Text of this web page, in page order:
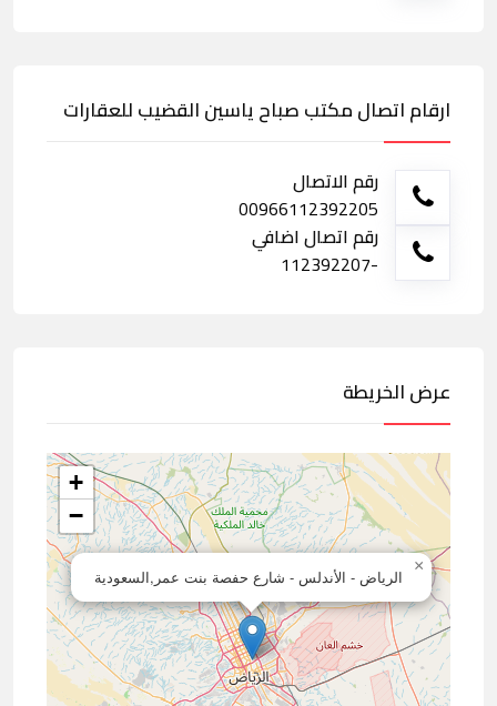
ارقام اتصال مكتب صباح ياسين القضيب للعقارات
رقم الاتصال
00966112392205
رقم اتصال اضافي
-112392207
عرض الخريطة
الرياض - الأندلس - شارع حفصة بنت عمر,السعودية
×
+
−